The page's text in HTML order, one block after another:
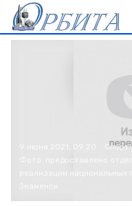
Спорт
предоставлено
реализации национальных